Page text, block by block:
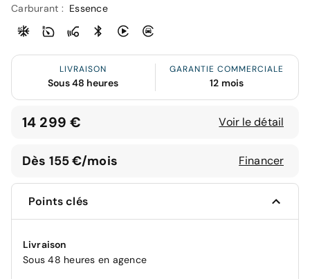
Carburant : Essence
LIVRAISON
Sous 48 heures
GARANTIE COMMERCIALE
12 mois
14 299 € Voir le détail
Dès 155 €/mois Financer
Points clés
Livraison
Sous 48 heures en agence